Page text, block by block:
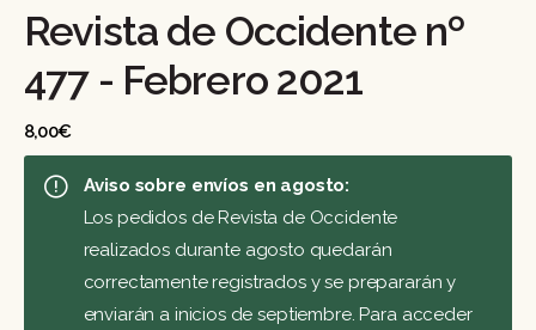
Revista de Occidente nº
477 - Febrero 2021
8,00€
Aviso sobre envíos en agosto:
Los pedidos de Revista de Occidente
realizados durante agosto quedarán
correctamente registrados y se prepararán y
enviarán a inicios de septiembre. Para acceder